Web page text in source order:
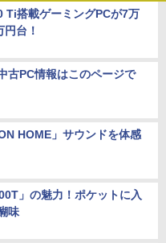
Ti搭載ゲーミングPCが7万
台！
古PC情報はこのページで
HOME」サウンドを体感
」の魅力！ポケットに入
味